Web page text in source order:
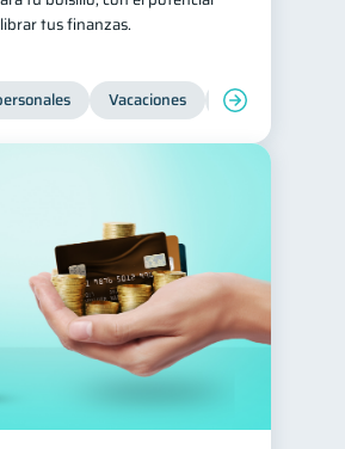
tus finanzas.
Vacaciones Organización